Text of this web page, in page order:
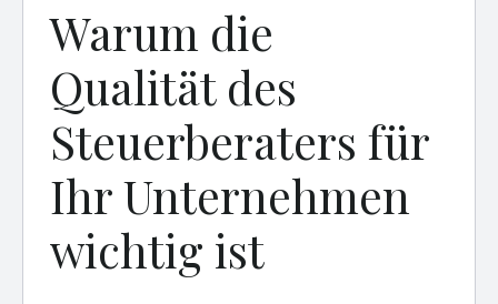
Warum die
Qualität des
Steuerberaters für
Ihr Unternehmen
wichtig ist